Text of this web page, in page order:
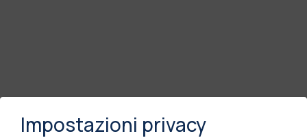
Impostazioni privacy